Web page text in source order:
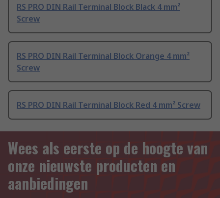
RS PRO DIN Rail Terminal Block Black 4 mm²
Screw
RS PRO DIN Rail Terminal Block Orange 4 mm²
Screw
RS PRO DIN Rail Terminal Block Red 4 mm² Screw
Wees als eerste op de hoogte van
onze nieuwste producten en
aanbiedingen